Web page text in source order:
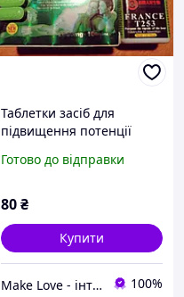
Таблетки засіб для
підвищення потенції
10 таблеток в упаковці.
Готово до відправки
80₴
Купити
Make Love - інтим бутик 100%